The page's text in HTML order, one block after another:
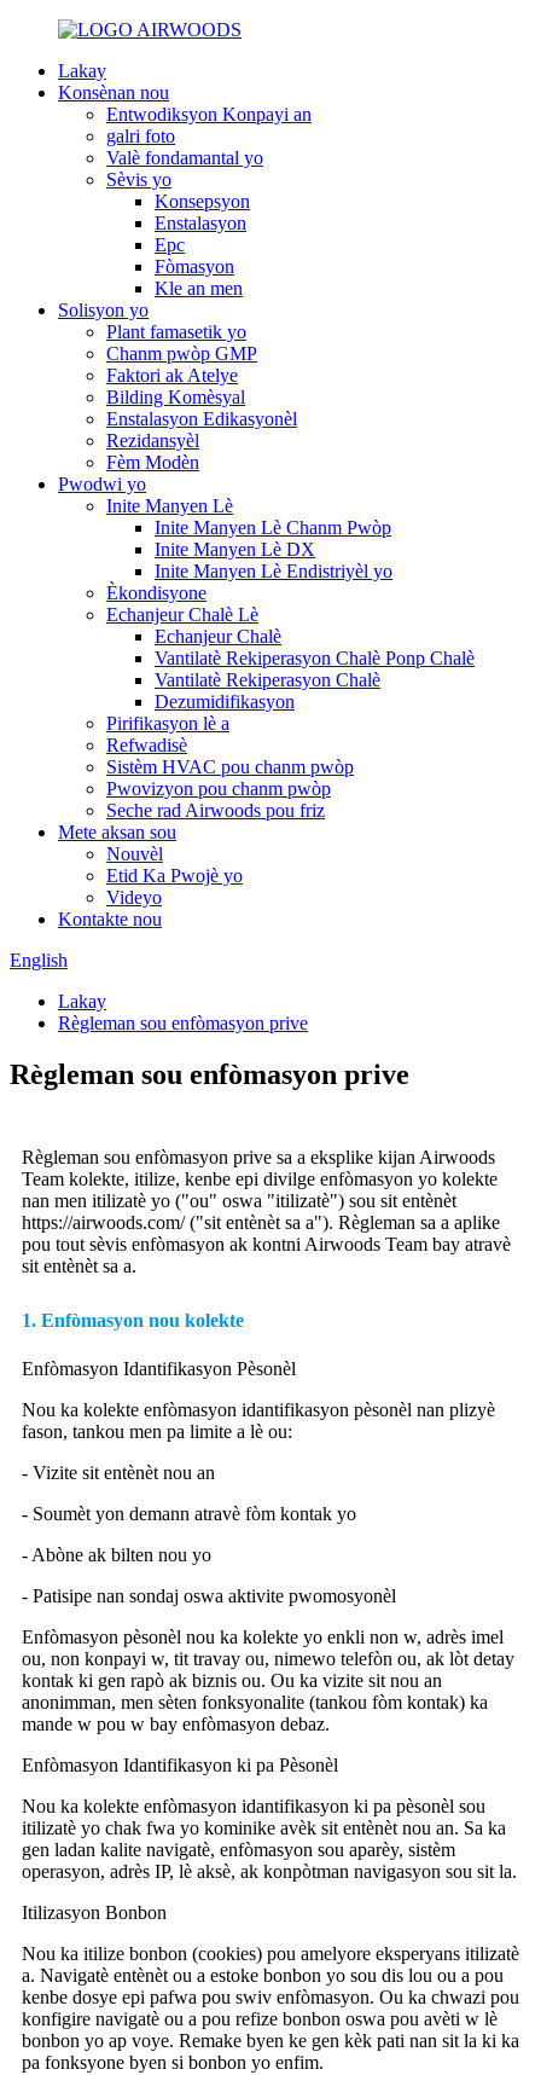
Lakay
Konsènan nou
Entwodiksyon Konpayi an
galri foto
Valè fondamantal yo
Sèvis yo
Konsepsyon
Enstalasyon
Epc
Fòmasyon
Kle an men
Solisyon yo
Plant famasetik yo
Chanm pwòp GMP
Faktori ak Atelye
Bilding Komèsyal
Enstalasyon Edikasyonèl
Rezidansyèl
Fèm Modèn
Pwodwi yo
Inite Manyen Lè
Inite Manyen Lè Chanm Pwòp
Inite Manyen Lè DX
Inite Manyen Lè Endistriyèl yo
Èkondisyone
Echanjeur Chalè Lè
Echanjeur Chalè
Vantilatè Rekiperasyon Chalè Ponp Chalè
Vantilatè Rekiperasyon Chalè
Dezumidifikasyon
Pirifikasyon lè a
Refwadisè
Sistèm HVAC pou chanm pwòp
Pwovizyon pou chanm pwòp
Seche rad Airwoods pou friz
Mete aksan sou
Nouvèl
Etid Ka Pwojè yo
Videyo
Kontakte nou
English
Lakay
Règleman sou enfòmasyon prive
Règleman sou enfòmasyon prive
Règleman sou enfòmasyon prive sa a eksplike kijan Airwoods
Team kolekte, itilize, kenbe epi divilge enfòmasyon yo kolekte
nan men itilizatè yo ("ou" oswa "itilizatè") sou sit entènèt
https://airwoods.com/ ("sit entènèt sa a"). Règleman sa a aplike
pou tout sèvis enfòmasyon ak kontni Airwoods Team bay atravè
sit entènèt sa a.
1. Enfòmasyon nou kolekte
Enfòmasyon Idantifikasyon Pèsonèl
Nou ka kolekte enfòmasyon idantifikasyon pèsonèl nan plizyè
fason, tankou men pa limite a lè ou:
- Vizite sit entènèt nou an
- Soumèt yon demann atravè fòm kontak yo
- Abòne ak bilten nou yo
- Patisipe nan sondaj oswa aktivite pwomosyonèl
Enfòmasyon pèsonèl nou ka kolekte yo enkli non w, adrès imel
ou, non konpayi w, tit travay ou, nimewo telefòn ou, ak lòt detay
kontak ki gen rapò ak biznis ou. Ou ka vizite sit nou an
anonimman, men sèten fonksyonalite (tankou fòm kontak) ka
mande w pou w bay enfòmasyon debaz.
Enfòmasyon Idantifikasyon ki pa Pèsonèl
Nou ka kolekte enfòmasyon idantifikasyon ki pa pèsonèl sou
itilizatè yo chak fwa yo kominike avèk sit entènèt nou an. Sa ka
gen ladan kalite navigatè, enfòmasyon sou aparèy, sistèm
operasyon, adrès IP, lè aksè, ak konpòtman navigasyon sou sit la.
Itilizasyon Bonbon
Nou ka itilize bonbon (cookies) pou amelyore eksperyans itilizatè
a. Navigatè entènèt ou a estoke bonbon yo sou dis lou ou a pou
kenbe dosye epi pafwa pou swiv enfòmasyon. Ou ka chwazi pou
konfigire navigatè ou a pou refize bonbon oswa pou avèti w lè
bonbon yo ap voye. Remake byen ke gen kèk pati nan sit la ki ka
pa fonksyone byen si bonbon yo enfim.